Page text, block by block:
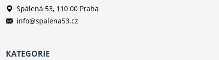
Spálená 53, 110 00 Praha
info@spalena53.cz
KATEGORIE